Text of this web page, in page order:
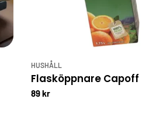
HUSHÅLL
Flasköppnare Capoff
89 kr